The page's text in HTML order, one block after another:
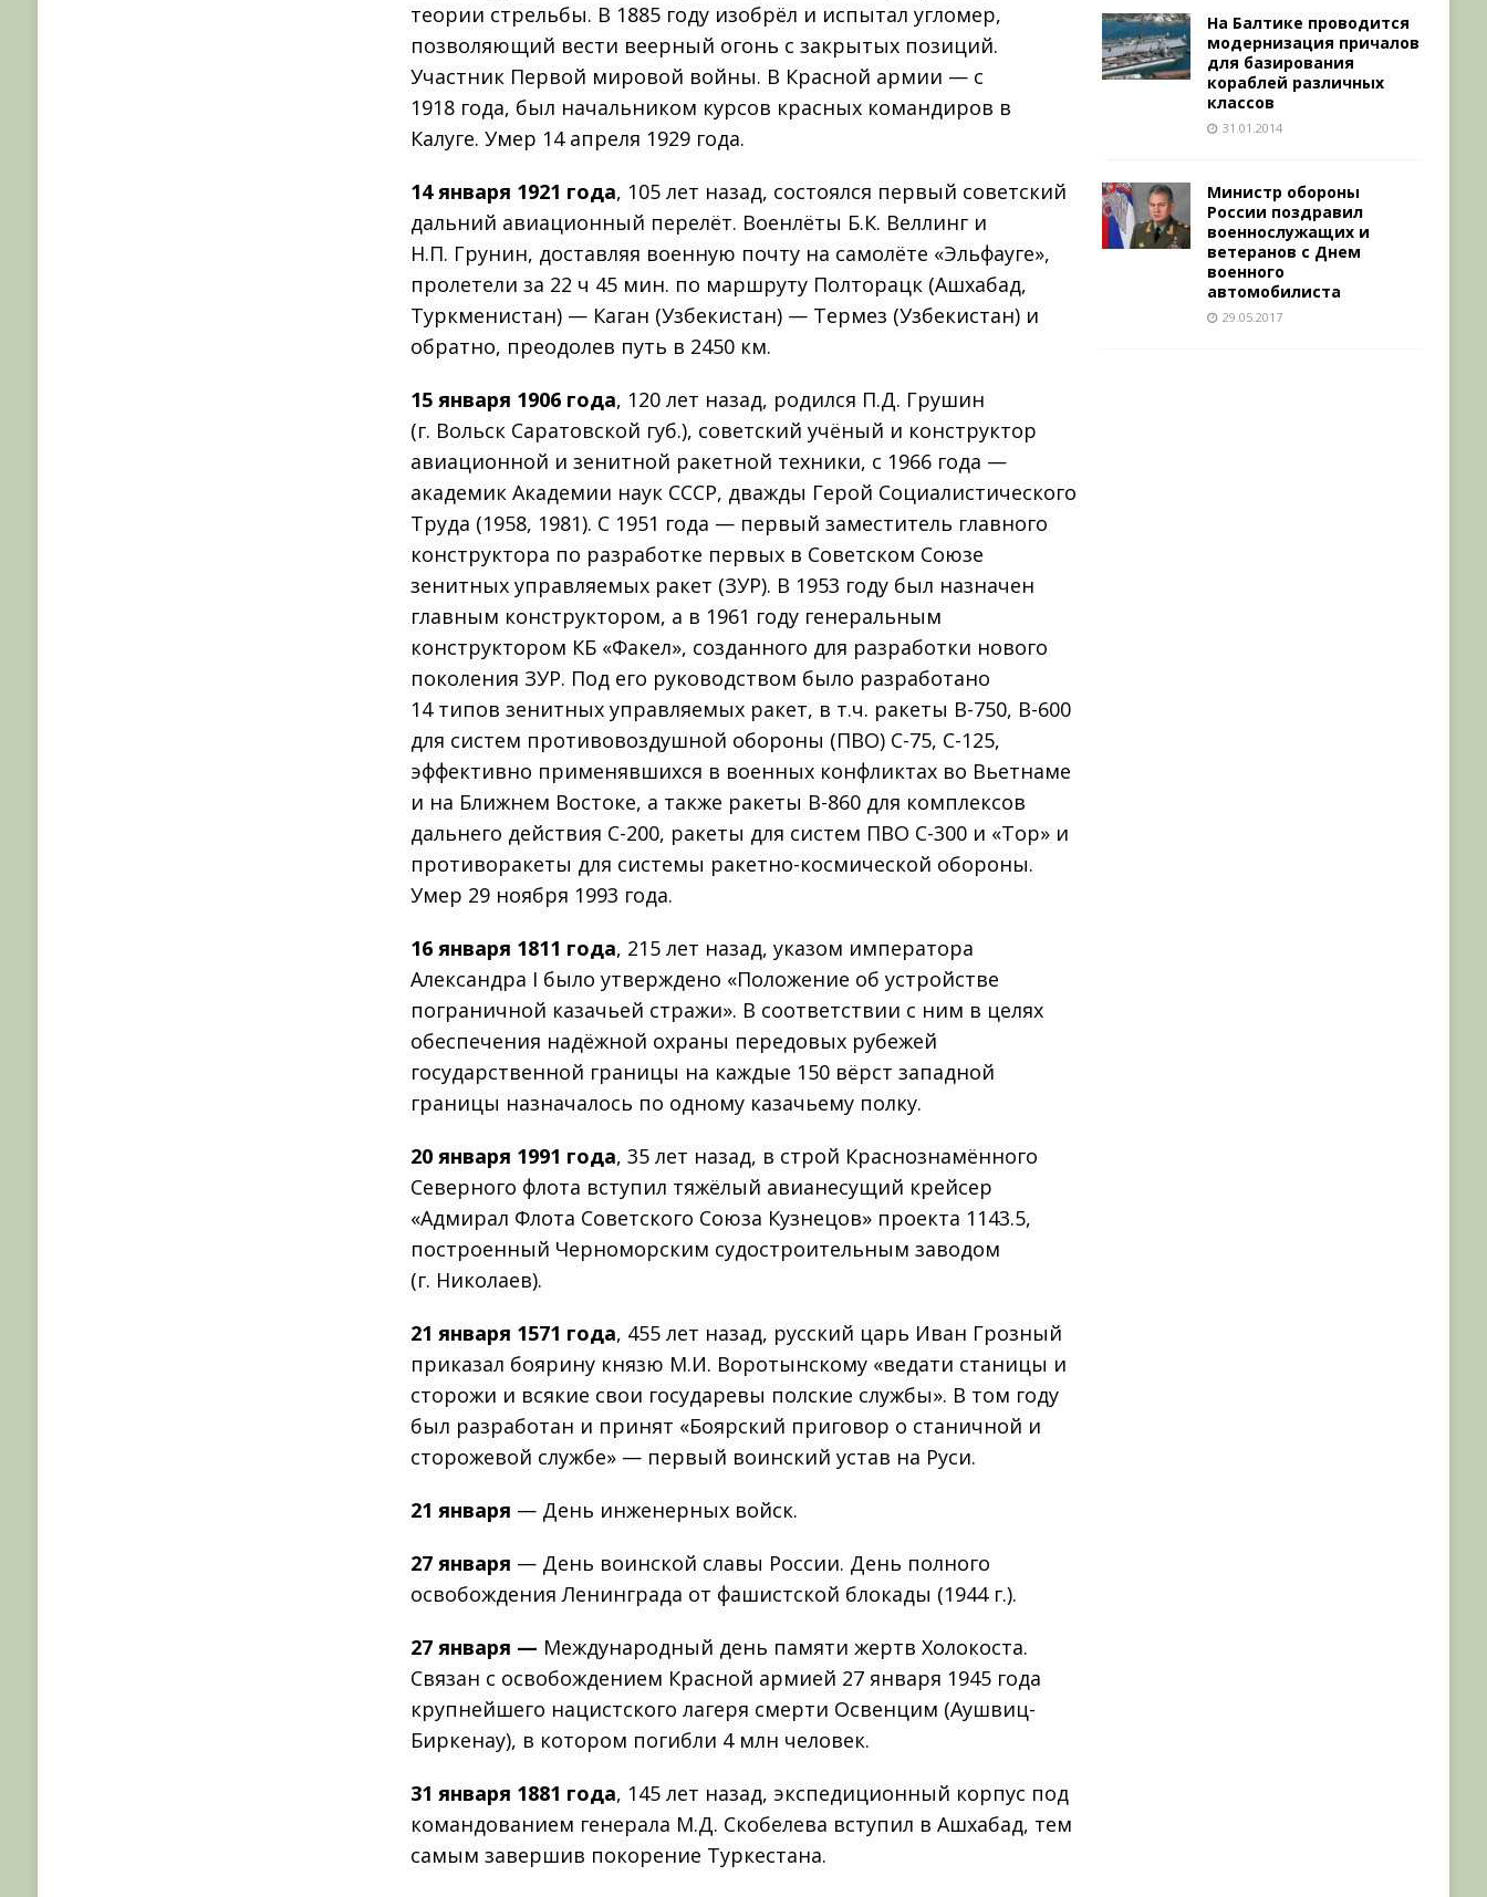
теории стрельбы. В 1885 году изобрёл и испытал угломер,
позволяющий вести веерный огонь с закрытых позиций.
Участник Первой мировой войны. В Красной армии — с
1918 года, был начальником курсов красных командиров в
Калуге. Умер 14 апреля 1929 года.
14 января 1921 года, 105 лет назад, состоялся первый советский
дальний авиационный перелёт. Военлёты Б.К. Веллинг и
Н.П. Грунин, доставляя военную почту на самолёте «Эльфауге»,
пролетели за 22 ч 45 мин. по маршруту Полторацк (Ашхабад,
Туркменистан) — Каган (Узбекистан) — Термез (Узбекистан) и
обратно, преодолев путь в 2450 км.
15 января 1906 года, 120 лет назад, родился П.Д. Грушин
(г. Вольск Саратовской губ.), советский учёный и конструктор
авиационной и зенитной ракетной техники, с 1966 года —
академик Академии наук СССР, дважды Герой Социалистического
Труда (1958, 1981). С 1951 года — первый заместитель главного
конструктора по разработке первых в Советском Союзе
зенитных управляемых ракет (ЗУР). В 1953 году был назначен
главным конструктором, а в 1961 году генеральным
конструктором КБ «Факел», созданного для разработки нового
поколения ЗУР. Под его руководством было разработано
14 типов зенитных управляемых ракет, в т.ч. ракеты В-750, В-600
для систем противовоздушной обороны (ПВО) С-75, С-125,
эффективно применявшихся в военных конфликтах во Вьетнаме
и на Ближнем Востоке, а также ракеты В-860 для комплексов
дальнего действия С-200, ракеты для систем ПВО С-300 и «Тор» и
противоракеты для системы ракетно-космической обороны.
Умер 29 ноября 1993 года.
16 января 1811 года, 215 лет назад, указом императора
Александра I было утверждено «Положение об устройстве
пограничной казачьей стражи». В соответствии с ним в целях
обеспечения надёжной охраны передовых рубежей
государственной границы на каждые 150 вёрст западной
границы назначалось по одному казачьему полку.
20 января 1991 года, 35 лет назад, в строй Краснознамённого
Северного флота вступил тяжёлый авианесущий крейсер
«Адмирал Флота Советского Союза Кузнецов» проекта 1143.5,
построенный Черноморским судостроительным заводом
(г. Николаев).
21 января 1571 года, 455 лет назад, русский царь Иван Грозный
приказал боярину князю М.И. Воротынскому «ведати станицы и
сторожи и всякие свои государевы полские службы». В том году
был разработан и принят «Боярский приговор о станичной и
сторожевой службе» — первый воинский устав на Руси.
21 января — День инженерных войск.
27 января — День воинской славы России. День полного
освобождения Ленинграда от фашистской блокады (1944 г.).
27 января — Международный день памяти жертв Холокоста.
Связан с освобождением Красной армией 27 января 1945 года
крупнейшего нацистского лагеря смерти Освенцим (Аушвиц-
Биркенау), в котором погибли 4 млн человек.
31 января 1881 года, 145 лет назад, экспедиционный корпус под
командованием генерала М.Д. Скобелева вступил в Ашхабад, тем
самым завершив покорение Туркестана.
На Балтике проводится
модернизация причалов
для базирования
кораблей различных
классов
31.01.2014
Министр обороны
России поздравил
военнослужащих и
ветеранов с Днем
военного
автомобилиста
29.05.2017